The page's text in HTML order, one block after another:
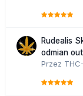
Rudealis
odmian
Przez